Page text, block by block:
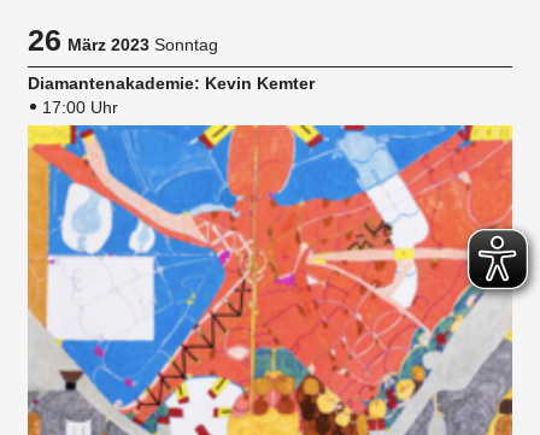
26März 2023 Sonntag
Diamantenakademie: Kevin Kemter
17:00 Uhr